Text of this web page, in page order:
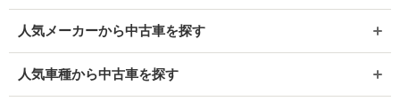
人気メーカーから中古車を探す
人気車種から中古車を探す